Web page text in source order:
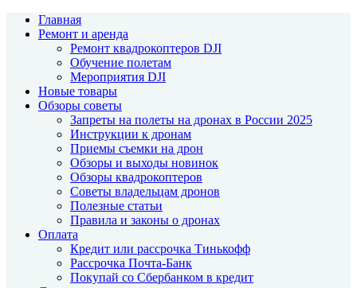
Главная
Ремонт и аренда
Ремонт квадрокоптеров DJI
Обучение полетам
Мероприятия DJI
Новые товары
Обзоры советы
Запреты на полеты на дронах в России 2025
Инструкции к дронам
Приемы съемки на дрон
Обзоры и выходы новинок
Обзоры квадрокоптеров
Советы владельцам дронов
Полезные статьи
Правила и законы о дронах
Оплата
Кредит или рассрочка Тинькофф
Рассрочка Почта-Банк
Покупай со Сбербанком в кредит